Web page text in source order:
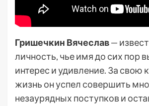
Гришечкин Вячеслав—
личность, чье имя до сих пор
интерес и удивление. За свою
жизнь он успел совершить
незаурядных поступков и